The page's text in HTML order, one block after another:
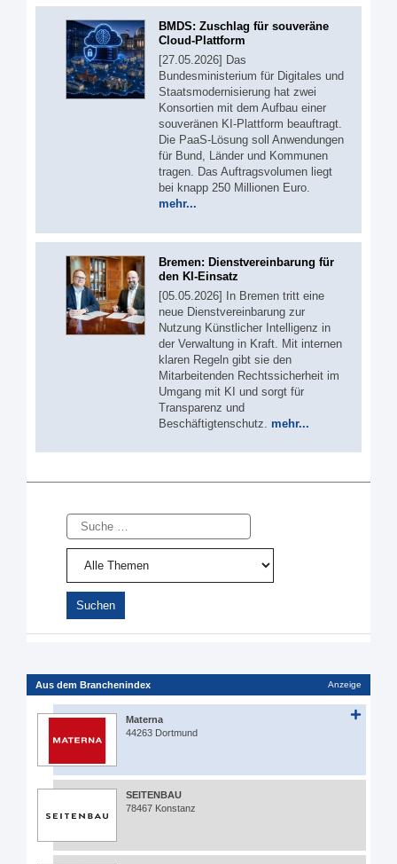
BMDS: Zuschlag für souveräne
Cloud-Plattform
[27.05.2026] Das
Bundesministerium für Digitales und
Staatsmodernisierung hat zwei
Konsortien mit dem Aufbau einer
souveränen KI-Plattform beauftragt.
Die PaaS-Lösung soll Anwendungen
für Bund, Länder und Kommunen
tragen. Das Auftragsvolumen liegt
bei knapp 250 Millionen Euro.
mehr...
Bremen: Dienstvereinbarung für
den KI-Einsatz
[05.05.2026] In Bremen tritt eine
neue Dienstvereinbarung zur
Nutzung Künstlicher Intelligenz in
der Verwaltung in Kraft. Mit internen
klaren Regeln gibt sie den
Mitarbeitenden Rechtssicherheit im
Umgang mit KI und sorgt für
Transparenz und
Beschäftigtenschutz. mehr...
Suche
Aus dem Branchenindex Anzeige
Materna
44263 Dortmund
SEITENBAU
78467 Konstanz